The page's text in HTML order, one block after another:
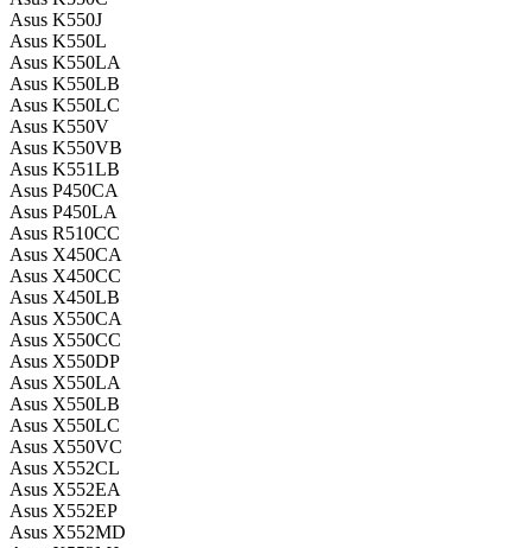
Asus K550J
Asus K550L
Asus K550LA
Asus K550LB
Asus K550LC
Asus K550V
Asus K550VB
Asus K551LB
Asus P450CA
Asus P450LA
Asus R510CC
Asus X450CA
Asus X450CC
Asus X450LB
Asus X550CA
Asus X550CC
Asus X550DP
Asus X550LA
Asus X550LB
Asus X550LC
Asus X550VC
Asus X552CL
Asus X552EA
Asus X552EP
Asus X552MD